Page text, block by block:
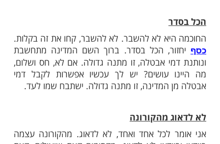
הנצח. אנחנו עם שכתשו אותנו, רמסו אותנו,
וקמנו. קמנו מהחול, קמנו מהאבק, קמנו
היינו אומה חזקה. קמנו בחזרה ונהיינו עם,